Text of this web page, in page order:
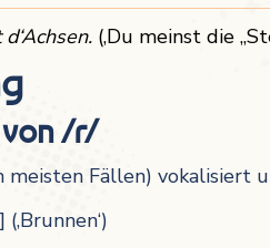
Achsen. (‚Du meinst die
/r/
Fällen) vokalisiert
] (‚Brunnen‘)